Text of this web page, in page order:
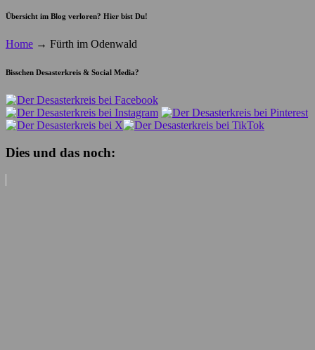
Übersicht im Blog verloren? Hier bist Du!
Home → Fürth im Odenwald
Bisschen Desasterkreis & Social Media?
Dies und das noch: